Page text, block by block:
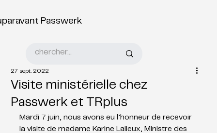
Passwerk
Visite ministérielle chez
Passwerk et TRplus
27 sept. 2022
Mardi 7 juin, nous avons eu l’honneur de recevoir
la visite de madame Karine Lalieux, Ministre des